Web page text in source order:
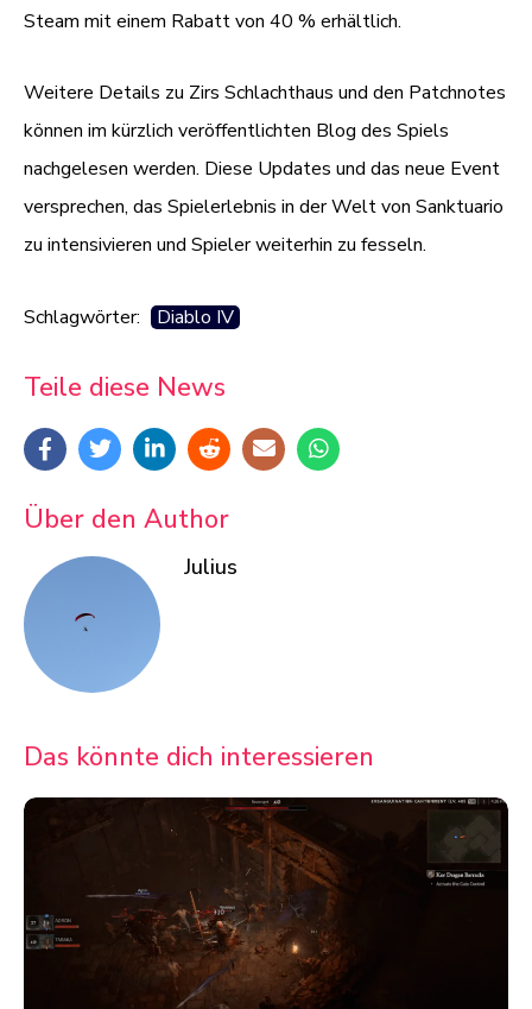
Steam mit einem Rabatt von 40 % erhältlich.
Weitere Details zu Zirs Schlachthaus und den Patchnotes
können im kürzlich veröffentlichten Blog des Spiels
nachgelesen werden. Diese Updates und das neue Event
versprechen, das Spielerlebnis in der Welt von Sanktuario
zu intensivieren und Spieler weiterhin zu fesseln.
Schlagwörter: Diablo IV
Teile diese News
Über den Author
Julius
Das könnte dich interessieren